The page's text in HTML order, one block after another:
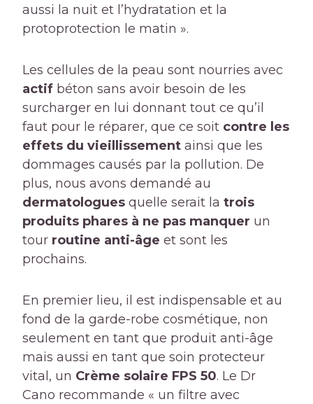
aussi la nuit et l’hydratation et la
protoprotection le matin ».
Les cellules de la peau sont nourries avec
actif béton sans avoir besoin de les
surcharger en lui donnant tout ce qu’il
faut pour le réparer, que ce soit contre les
effets du vieillissement ainsi que les
dommages causés par la pollution. De
plus, nous avons demandé au
dermatologues quelle serait la trois
produits phares à ne pas manquer un
tour routine anti-âge et sont les
prochains.
En premier lieu, il est indispensable et au
fond de la garde-robe cosmétique, non
seulement en tant que produit anti-âge
mais aussi en tant que soin protecteur
vital, un Crème solaire FPS 50. Le Dr
Cano recommande « un filtre avec